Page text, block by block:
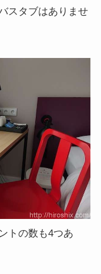
スタブはありませ
トの数も4つあ